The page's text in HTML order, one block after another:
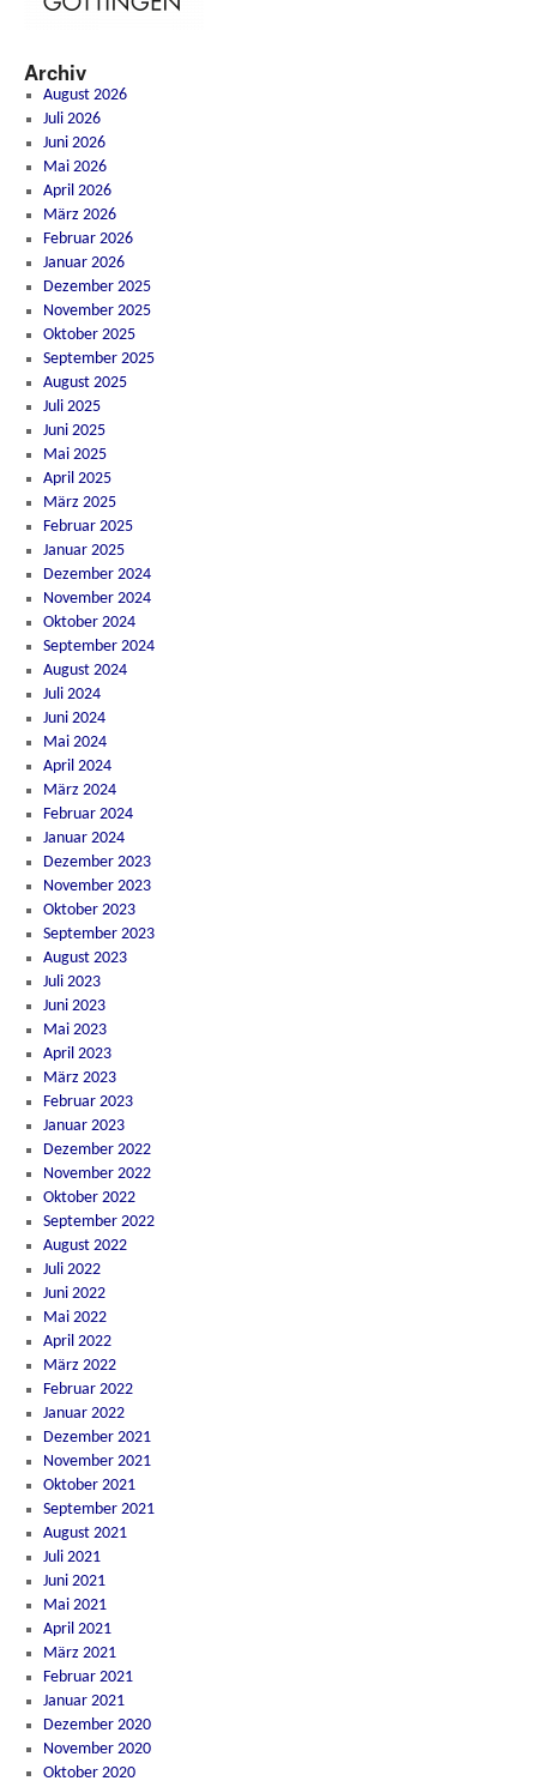
Archiv
August 2026
Juli 2026
Juni 2026
Mai 2026
April 2026
März 2026
Februar 2026
Januar 2026
Dezember 2025
November 2025
Oktober 2025
September 2025
August 2025
Juli 2025
Juni 2025
Mai 2025
April 2025
März 2025
Februar 2025
Januar 2025
Dezember 2024
November 2024
Oktober 2024
September 2024
August 2024
Juli 2024
Juni 2024
Mai 2024
April 2024
März 2024
Februar 2024
Januar 2024
Dezember 2023
November 2023
Oktober 2023
September 2023
August 2023
Juli 2023
Juni 2023
Mai 2023
April 2023
März 2023
Februar 2023
Januar 2023
Dezember 2022
November 2022
Oktober 2022
September 2022
August 2022
Juli 2022
Juni 2022
Mai 2022
April 2022
März 2022
Februar 2022
Januar 2022
Dezember 2021
November 2021
Oktober 2021
September 2021
August 2021
Juli 2021
Juni 2021
Mai 2021
April 2021
März 2021
Februar 2021
Januar 2021
Dezember 2020
November 2020
Oktober 2020